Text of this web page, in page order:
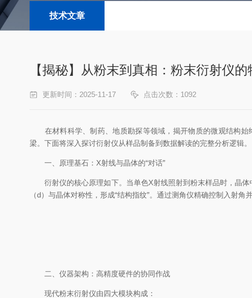
技术文章
【揭秘】从粉末到真相：粉末衍射仪
更新时间：2025-11-17 点击次数：1092
在材料科学、制药、地质勘探等领域，揭开物质的微观结构始
梁。下面将深入探讨衍射仪从样品制备到数据解读的完整分析逻辑。
一、原理基石：X射线与晶体的“对话”
衍射仪的核心原理如下。当单色X射线照射到粉末样品时，晶体
（d）与晶体对称性，形成“结构指纹”。通过测角仪精确控制入射
二、仪器架构：高精度硬件的协同作战
现代粉末衍射仪由四大模块构成：